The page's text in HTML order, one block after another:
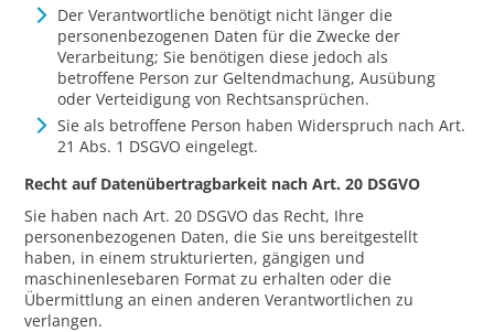
Der Verantwortliche benötigt nicht länger die
personenbezogenen Daten für die Zwecke der
Verarbeitung; Sie benötigen diese jedoch als
betroffene Person zur Geltendmachung, Ausübung
oder Verteidigung von Rechtsansprüchen.
Sie als betroffene Person haben Widerspruch nach Art.
21 Abs. 1 DSGVO eingelegt.
Recht auf Datenübertragbarkeit nach Art. 20 DSGVO
Sie haben nach Art. 20 DSGVO das Recht, Ihre
personenbezogenen Daten, die Sie uns bereitgestellt
haben, in einem strukturierten, gängigen und
maschinenlesebaren Format zu erhalten oder die
Übermittlung an einen anderen Verantwortlichen zu
verlangen.